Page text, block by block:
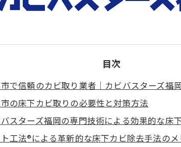
目次
で信頼のカビ取り業者｜カビバスターズ福
の床下カビ取りの必要性と対策方法
スターズ福岡の専門技術による効果的な床
工法®による革新的な床下カビ除去手法の